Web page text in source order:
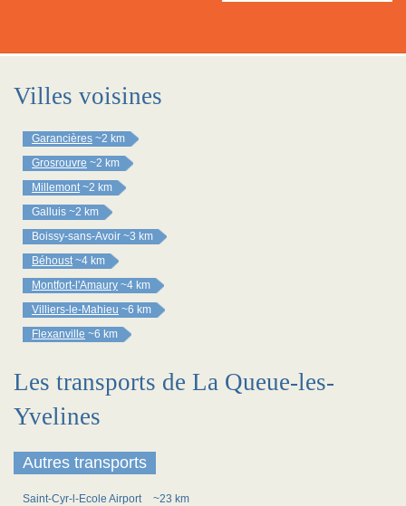
Villes voisines
Garancières ~2 km
Grosrouvre ~2 km
Millemont ~2 km
Galluis ~2 km
Boissy-sans-Avoir ~3 km
Béhoust ~4 km
Montfort-l'Amaury ~4 km
Villiers-le-Mahieu ~6 km
Flexanville ~6 km
Les transports de La Queue-les-
Yvelines
Autres transports
Saint-Cyr-l-Ecole Airport
~23 km